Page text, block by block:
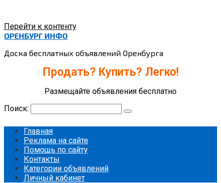
Перейти к контенту
ОРЕНБУРГ ИНФО
Доска бесплатных объявлений Оренбурга
Продать? Купить? Легко!
Размещайте объявления бесплатно
Поиск:
Главная
Реклама на сайте
Помощь по сайту
Контакты
Категории объявлений
Личный кабинет